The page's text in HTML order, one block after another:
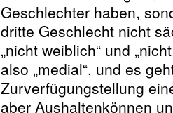
Geschlechter haben,
dritte Geschlecht nicht
„nicht weiblich“ und
also „medial“, und es
Zurverfügungstellung
aber Aushaltenkönnen